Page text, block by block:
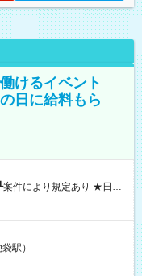
けるイベント
日に給料もら
に現金GET♪ お仕事後はコ
試用期間】試
駅）